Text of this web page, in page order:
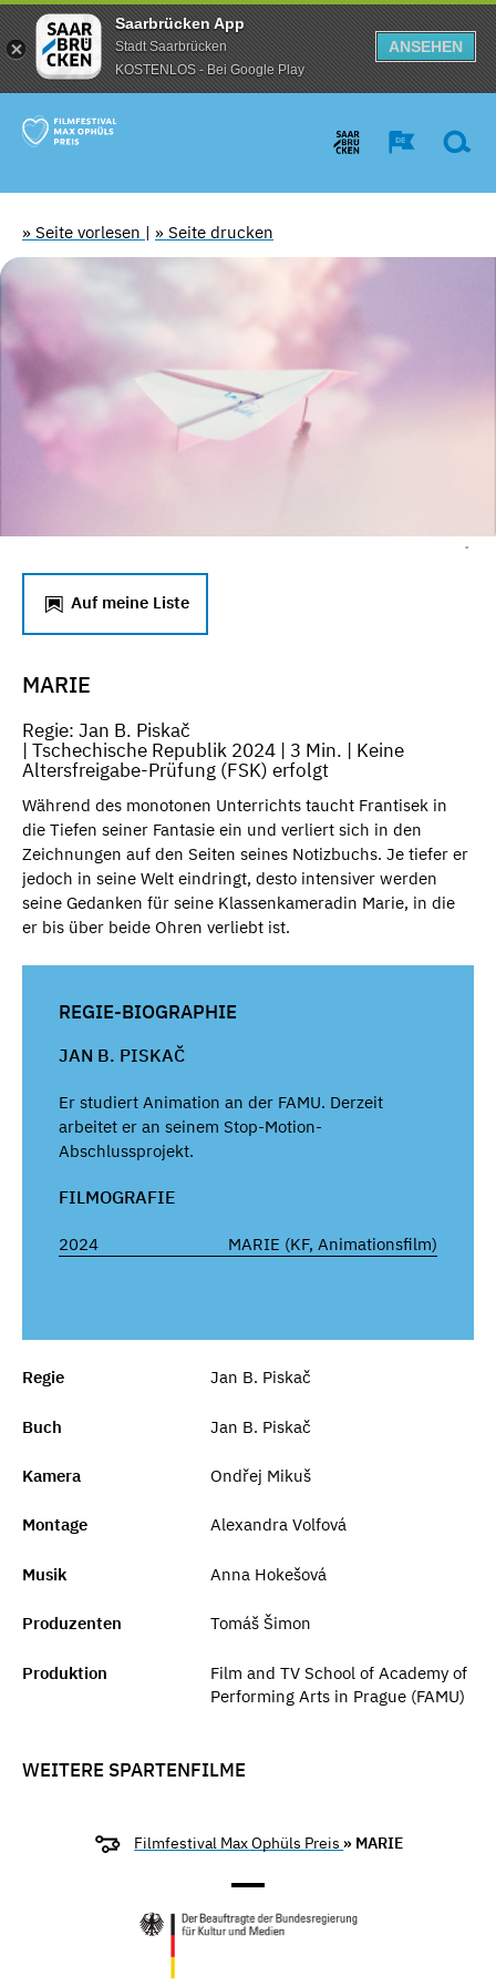
Saarbrücken App
Stadt Saarbrücken
KOSTENLOS - Bei Google Play
ANSEHEN
» Seite vorlesen | » Seite drucken
-
Auf meine Liste
MARIE
Regie: Jan B. Piskač
| Tschechische Republik 2024 | 3 Min. | Keine
Altersfreigabe-Prüfung (FSK) erfolgt
Während des monotonen Unterrichts taucht Frantisek in
die Tiefen seiner Fantasie ein und verliert sich in den
Zeichnungen auf den Seiten seines Notizbuchs. Je tiefer er
jedoch in seine Welt eindringt, desto intensiver werden
seine Gedanken für seine Klassenkameradin Marie, in die
er bis über beide Ohren verliebt ist.
REGIE-BIOGRAPHIE
JAN B. PISKAČ
Er studiert Animation an der FAMU. Derzeit
arbeitet er an seinem Stop-Motion-
Abschlussprojekt.
FILMOGRAFIE
2024 MARIE (KF, Animationsfilm)
Regie Jan B. Piskač
Buch Jan B. Piskač
Kamera Ondřej Mikuš
Montage Alexandra Volfová
Musik Anna Hokešová
Produzenten Tomáš Šimon
Produktion
Film and TV School of Academy of
Performing Arts in Prague (FAMU)
WEITERE SPARTENFILME
Filmfestival Max Ophüls Preis » MARIE